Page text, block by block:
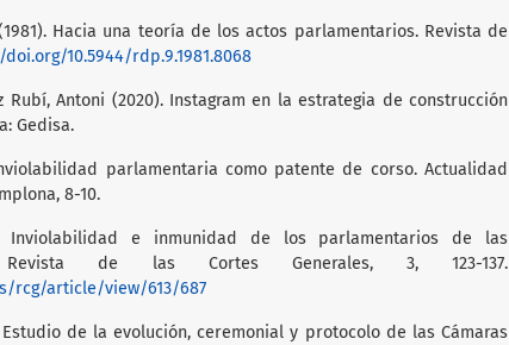
Hacia una teoría de los actos parlamentarios. Revista de
10.5944/rdp.9.1981.8068
Rubí, Antoni (2020). Instagram en la estrategia de construcción
Gedisa.
parlamentaria como patente de corso. Actualidad
8-10.
Inviolabilidad e inmunidad de los parlamentarios de las
Revista de las Cortes Generales, 3, 123-137.
rcg/article/view/613/687
Estudio de la evolución, ceremonial y protocolo de las Cámaras